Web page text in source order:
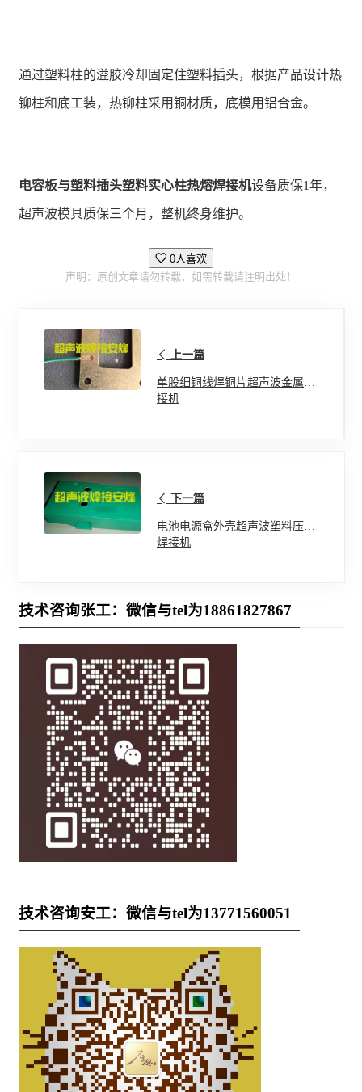
通过塑料柱的溢胶冷却固定住塑料插头，根据产品设计热
铆柱和底工装，热铆柱采用铜材质，底模用铝合金。
电容板与塑料插头塑料实心柱热熔焊接机设备质保1年，
超声波模具质保三个月，整机终身维护。
0人喜欢
声明：原创文章请勿转载，如需转载请注明出处！
上一篇
单股细铜线焊铜片超声波金属压
接机
下一篇
电池电源盒外壳超声波塑料压合
焊接机
技术咨询张工：微信与tel为18861827867
技术咨询安工：微信与tel为13771560051